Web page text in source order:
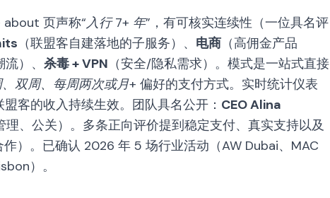
页声称“入行 7+ 年” ，有可核实连续性（一位具名评
（联盟客自建落地的子服务）、 电商 （高佣金产品
）、 杀毒 + VPN （安全/隐私需求）。模式是一站式直接
双周、每周两次或月+ 偏好的支付方式。实时统计仪表
客的收入持续生效。团队具名公开： CEO Alina
、公关）。多条正向评价提到稳定支付、真实支持以及
）。已确认 2026 年 5 场行业活动（AW Dubai、MAC
）。